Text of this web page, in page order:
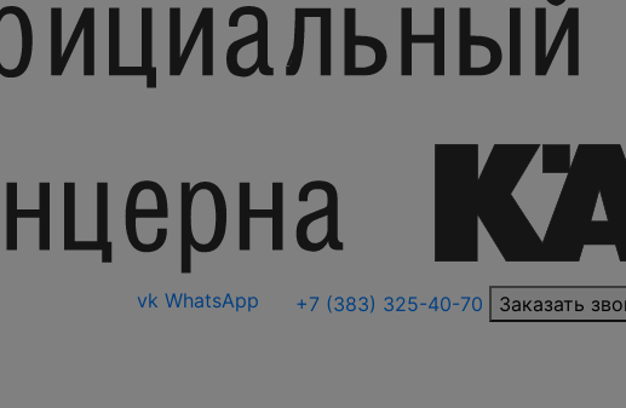
vk WhatsApp +7 (383) 325-40-70 Заказать